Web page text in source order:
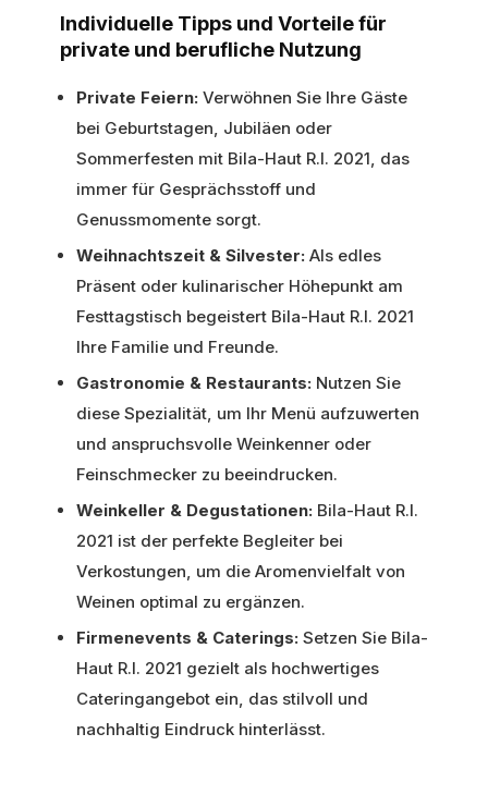
Individuelle Tipps und Vorteile für
private und berufliche Nutzung
Private Feiern: Verwöhnen Sie Ihre Gäste
bei Geburtstagen, Jubiläen oder
Sommerfesten mit Bila-Haut R.I. 2021, das
immer für Gesprächsstoff und
Genussmomente sorgt.
Weihnachtszeit & Silvester: Als edles
Präsent oder kulinarischer Höhepunkt am
Festtagstisch begeistert Bila-Haut R.I. 2021
Ihre Familie und Freunde.
Gastronomie & Restaurants: Nutzen Sie
diese Spezialität, um Ihr Menü aufzuwerten
und anspruchsvolle Weinkenner oder
Feinschmecker zu beeindrucken.
Weinkeller & Degustationen: Bila-Haut R.I.
2021 ist der perfekte Begleiter bei
Verkostungen, um die Aromenvielfalt von
Weinen optimal zu ergänzen.
Firmenevents & Caterings: Setzen Sie Bila-
Haut R.I. 2021 gezielt als hochwertiges
Cateringangebot ein, das stilvoll und
nachhaltig Eindruck hinterlässt.